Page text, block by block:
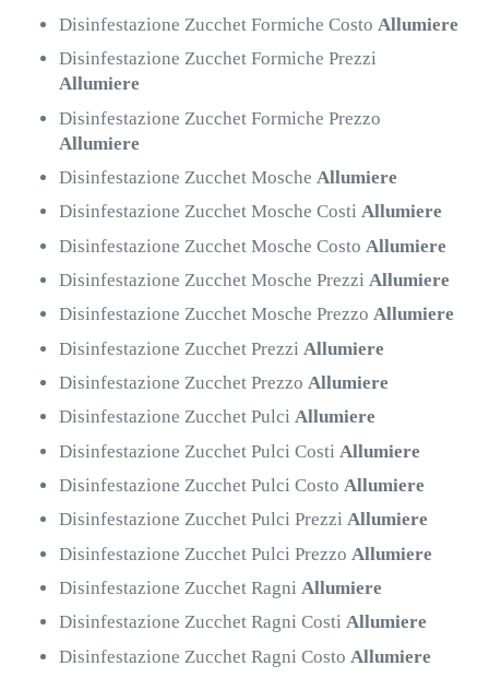
Disinfestazione Zucchet Formiche CostoAllumiere
Disinfestazione Zucchet Formiche Prezzi
Allumiere
Disinfestazione Zucchet Formiche Prezzo
Allumiere
Disinfestazione Zucchet MoscheAllumiere
Disinfestazione Zucchet Mosche CostiAllumiere
Disinfestazione Zucchet Mosche Costo Allumiere
Disinfestazione Zucchet Mosche PrezziAllumiere
Disinfestazione Zucchet Mosche PrezzoAllumiere
Disinfestazione Zucchet Prezzi Allumiere
Disinfestazione Zucchet PrezzoAllumiere
Disinfestazione Zucchet PulciAllumiere
Disinfestazione Zucchet Pulci Costi Allumiere
Disinfestazione Zucchet Pulci CostoAllumiere
Disinfestazione Zucchet Pulci PrezziAllumiere
Disinfestazione Zucchet Pulci Prezzo Allumiere
Disinfestazione Zucchet RagniAllumiere
Disinfestazione Zucchet Ragni CostiAllumiere
Disinfestazione Zucchet Ragni Costo Allumiere